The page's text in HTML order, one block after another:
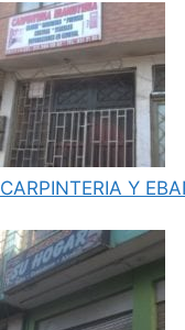
CARPINTERIA Y